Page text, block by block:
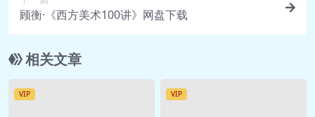
选书和读书？.mp3
03丨《技术垄断》
🎵 gh-20.0113丨《技术垄断》
塌》1：中国的青铜文明为何
崩溃？.mp3
崩溃？.pdf
🎵 gh-0927丨《文明的崩
顾衡·《西方美术100讲》网盘下载
相关文章
VIP VIP